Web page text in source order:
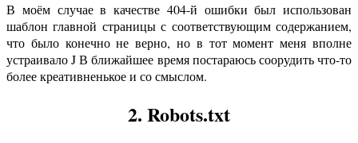
В моём случае в качестве 404-й ошибки был использован
шаблон главной страницы с соответствующим содержанием,
что было конечно не верно, но в тот момент меня вполне
устраивало J В ближайшее время постараюсь соорудить что-то
более креативненькое и со смыслом.
2. Robots.txt